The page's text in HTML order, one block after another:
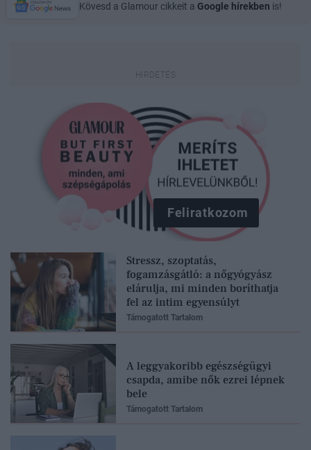
Kövesd a Glamour cikkeit a Google hírekben is!
Feliratkozom
Stressz, szoptatás,
fogamzásgátló: a nőgyógyász
elárulja, mi minden boríthatja
fel az intim egyensúlyt
Támogatott Tartalom
A leggyakoribb egészségügyi
csapda, amibe nők ezrei lépnek
bele
Támogatott Tartalom